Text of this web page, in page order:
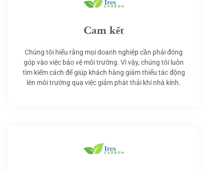
Cam kết
Chúng tôi hiểu rằng mọi doanh nghiệp cần phải đóng
góp vào việc bảo vệ môi trường. Vì vậy, chúng tôi luôn
tìm kiếm cách để giúp khách hàng giảm thiểu tác động
lên môi trường qua việc giảm phát thải khí nhà kính.